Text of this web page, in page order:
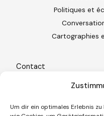
Um dir ein optimales Erlebnis
Politiques et
Cartographies
Contact